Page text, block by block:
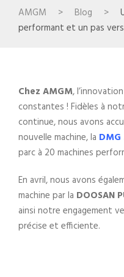
AMGM > Blog >
performant et un pas
Chez AMGM,
constantes ! Fidèles à
continue, nous avons
nouvelle machine, la DMG
parc à 20 machines
En avril, nous avons
machine par la DOOSAN
ainsi notre engagement
précise et efficiente.